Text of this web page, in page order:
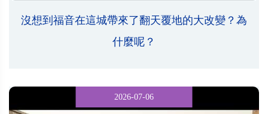
沒想到福音在這城帶來了翻天覆地的大改變？為
什麼呢？
2026-07-06